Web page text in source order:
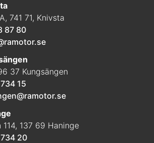
741 71, Knivsta
87 80
37 Kungsängen
15
137 69 Haninge
20